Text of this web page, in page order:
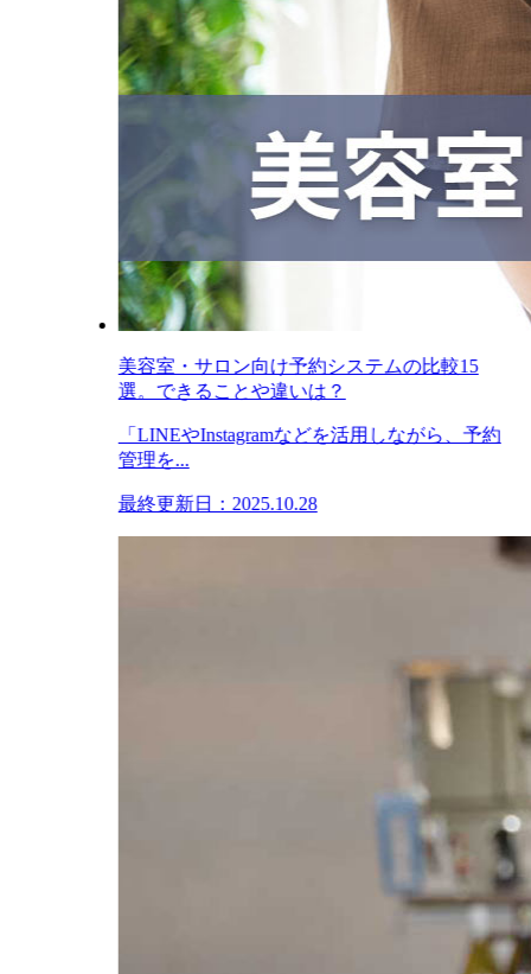
美容室・サロン向け予約システムの比較15
選。できることや違いは？
「LINEやInstagramなどを活用しながら、予約
管理を...
最終更新日：2025.10.28